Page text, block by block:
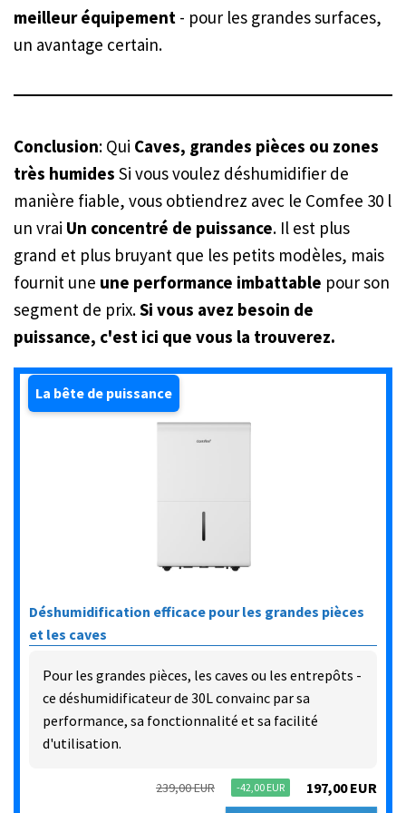
meilleur équipement - pour les grandes surfaces,
un avantage certain.
Conclusion: Qui Caves, grandes pièces ou zones
très humides Si vous voulez déshumidifier de
manière fiable, vous obtiendrez avec le Comfee 30 l
un vrai Un concentré de puissance. Il est plus
grand et plus bruyant que les petits modèles, mais
fournit une une performance imbattable pour son
segment de prix.Si vous avez besoin de
puissance, c'est ici que vous la trouverez.
La bête de puissance
Déshumidification efficace pour les grandes pièces
et les caves
Pour les grandes pièces, les caves ou les entrepôts -
ce déshumidificateur de 30L convainc par sa
performance, sa fonctionnalité et sa facilité
d'utilisation.
239,00 EUR -42,00 EUR 197,00 EUR